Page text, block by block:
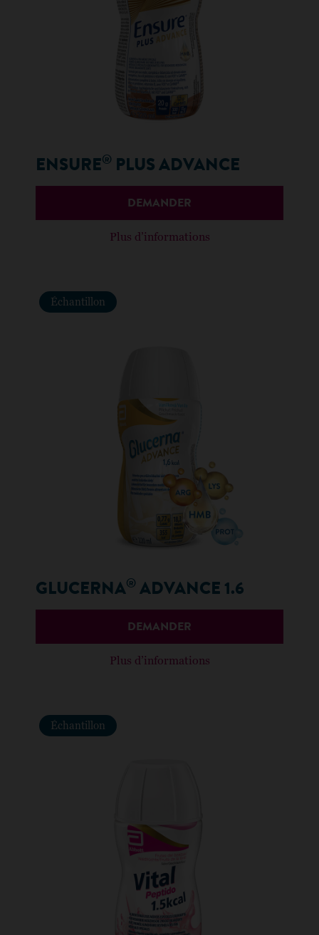
ENSURE® PLUS ADVANCE
DEMANDER
Plus d’informations
Échantillon
GLUCERNA® ADVANCE 1.6
DEMANDER
Plus d’informations
Échantillon